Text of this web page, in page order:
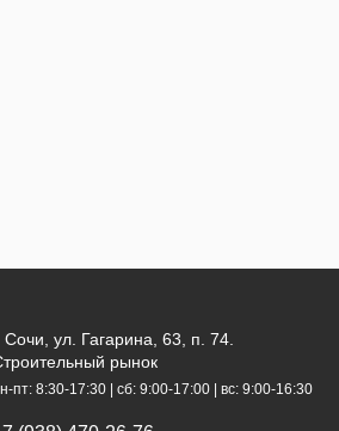
Сочи, ул. Гагарина, 63, п. 74.
рынок
пт: 8:30-17:30 | сб: 9:00-17:00 | вс: 9:00-16:30